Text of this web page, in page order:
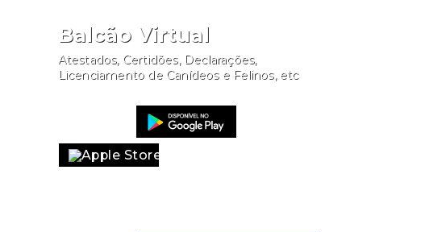
Balcão Virtual
Atestados, Certidões, Declarações,
Licenciamento de Canídeos e Felinos, etc